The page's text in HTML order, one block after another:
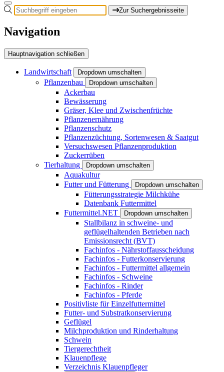
Zur Suchergebnisseite
Navigation
Hauptnavigation schließen
Landwirtschaft Dropdown umschalten
Pflanzenbau Dropdown umschalten
Ackerbau
Bewässerung
Gräser, Klee und Zwischenfrüchte
Pflanzenernährung
Pflanzenschutz
Pflanzenzüchtung, Sortenwesen & Saatgut
Versuchswesen Pflanzenproduktion
Zuckerrüben
Tierhaltung
Dropdown umschalten
Aquakultur
Futter und Fütterung
Dropdown umschalten
Fütterungsstrategie Milchkühe
Datenbank Futtermittel
Futtermittel.NET
Dropdown umschalten
Stallbilanz in schweine- und
geflügelhaltenden Betrieben nach
Emissionsrecht (BVT)
Fachinfos - Nährstoffausscheidung
Fachinfos - Futterkonservierung
Fachinfos - Futtermittel allgemein
Fachinfos - Schweine
Fachinfos - Rinder
Fachinfos - Pferde
Positivliste für Einzelfuttermittel
Futter- und Substratkonservierung
Geflügel
Milchproduktion und Rinderhaltung
Schwein
Tiergerechtheit
Klauenpflege
Verzeichnis Klauenpfleger